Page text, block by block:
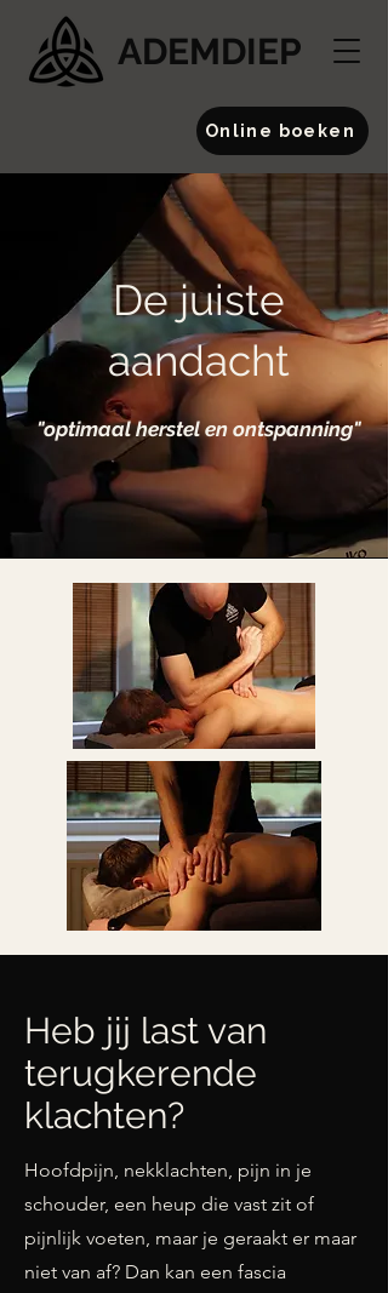
ADEMDIEP
Online boeken
De juiste
aandacht
"optimaal herstel en ontspanning"
Heb jij last van
terugkerende
klachten?
Hoofdpijn, nekklachten, pijn in je
schouder, een heup die vast zit of
pijnlijk voeten, maar je geraakt er maar
niet van af? Dan kan een fascia